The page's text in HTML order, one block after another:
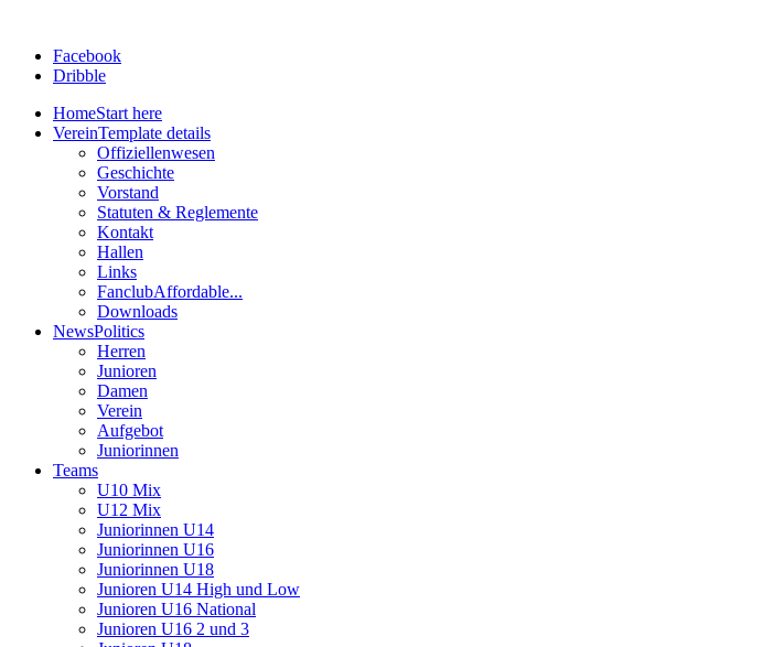
Facebook
Dribble
HomeStart here
VereinTemplate details
Offiziellenwesen
Geschichte
Vorstand
Statuten & Reglemente
Kontakt
Hallen
Links
FanclubAffordable...
Downloads
NewsPolitics
Herren
Junioren
Damen
Verein
Aufgebot
Juniorinnen
Teams
U10 Mix
U12 Mix
Juniorinnen U14
Juniorinnen U16
Juniorinnen U18
Junioren U14 High und Low
Junioren U16 National
Junioren U16 2 und 3